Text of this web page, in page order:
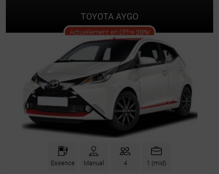
TOYOTA AYGO
Actuellement en Offre 20%!offer
Essence Manual 4 1 (mid)